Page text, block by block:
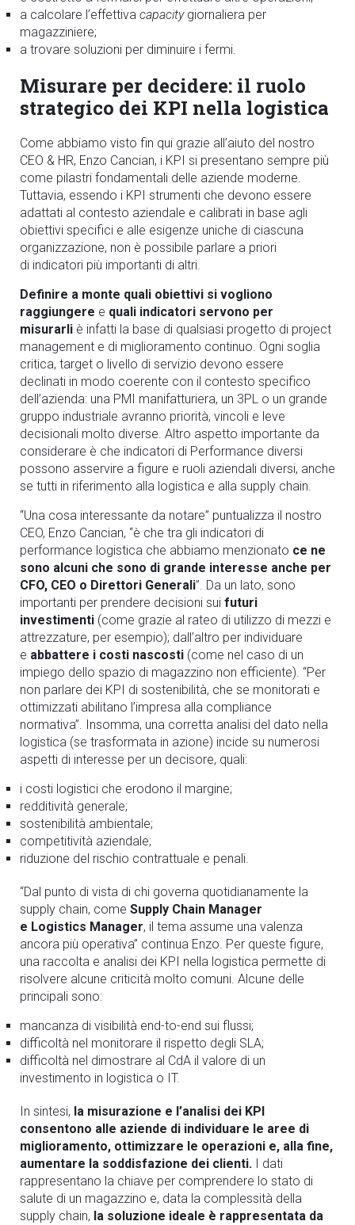
a calcolare l’effettiva capacitygiornaliera per
magazziniere;
a trovare soluzioni per diminuire i fermi.
Misurare per decidere: il ruolo
strategico dei KPI nella logistica
Come abbiamo visto fin qui grazie all’aiuto del nostro
CEO & HR, Enzo Cancian, i KPI si presentano sempre più
come pilastri fondamentali delle aziende moderne.
Tuttavia, essendo i KPI strumenti che devono essere
adattati al contesto aziendale e calibrati in base agli
obiettivi specifici e alle esigenze uniche di ciascuna
organizzazione, non è possibile parlare a priori
di indicatori più importanti di altri.
Definire a monte quali obiettivi si vogliono
raggiungere e quali indicatori servono per
misurarli è infatti la base di qualsiasi progetto di project
management e di miglioramento continuo. Ogni soglia
critica, target o livello di servizio devono essere
declinati in modo coerente con il contesto specifico
dell’azienda: una PMI manifatturiera, un 3PL o un grande
gruppo industriale avranno priorità, vincoli e leve
decisionali molto diverse. Altro aspetto importante da
considerare è che indicatori di Performance diversi
possono asservire a figure e ruoli aziendali diversi, anche
se tutti in riferimento alla logistica e alla supply chain.
“Una cosa interessante da notare” puntualizza il nostro
CEO, Enzo Cancian, “è che tra gli indicatori di
performance logistica che abbiamo menzionato ce ne
sono alcuni che sono di grande interesse anche per
CFO, CEO o Direttori Generali”. Da un lato, sono
importanti per prendere decisioni sui futuri
investimenti (come grazie al rateo di utilizzo di mezzi e
attrezzature, per esempio); dall’altro per individuare
e abbattere i costi nascosti (come nel caso di un
impiego dello spazio di magazzino non efficiente). “Per
non parlare dei KPI di sostenibilità, che se monitorati e
ottimizzati abilitano l’impresa alla compliance
normativa”. Insomma, una corretta analisi del dato nella
logistica (se trasformata in azione) incide su numerosi
aspetti di interesse per un decisore, quali:
i costi logistici che erodono il margine;
redditività generale;
sostenibilità ambientale;
competitività aziendale;
riduzione del rischio contrattuale e penali.
“Dal punto di vista di chi governa quotidianamente la
supply chain, come Supply Chain Manager
e Logistics Manager, il tema assume una valenza
ancora più operativa” continua Enzo. Per queste figure,
una raccolta e analisi dei KPI nella logistica permette di
risolvere alcune criticità molto comuni. Alcune delle
principali sono:
mancanza di visibilità end-to-end sui flussi;
difficoltà nel monitorare il rispetto degli SLA;
difficoltà nel dimostrare al CdA il valore di un
investimento in logistica o IT.
In sintesi, la misurazione e l’analisi dei KPI
consentono alle aziende di individuare le aree di
miglioramento, ottimizzare le operazioni e, alla fine,
aumentare la soddisfazione dei clienti. I dati
rappresentano la chiave per comprendere lo stato di
salute di un magazzino e, data la complessità della
supply chain, la soluzione ideale è rappresentata da